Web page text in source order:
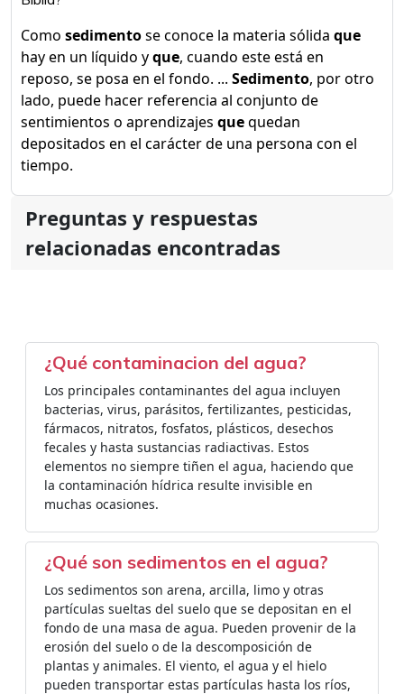
Como sedimentose conoce la materia sólida que
hay en un líquido yque, cuando este está en
reposo, se posa en el fondo. ... Sedimento, por otro
lado, puede hacer referencia al conjunto de
sentimientos o aprendizajes quequedan
depositados en el carácter de una persona con el
tiempo.
Preguntas y respuestas
relacionadas encontradas
¿Qué contaminacion del agua?
Los principales contaminantes del agua incluyen
bacterias, virus, parásitos, fertilizantes, pesticidas,
fármacos, nitratos, fosfatos, plásticos, desechos
fecales y hasta sustancias radiactivas. Estos
elementos no siempre tiñen el agua, haciendo que
la contaminación hídrica resulte invisible en
muchas ocasiones.
¿Qué son sedimentos en el agua?
Los sedimentos son arena, arcilla, limo y otras
partículas sueltas del suelo que se depositan en el
fondo de una masa de agua. Pueden provenir de la
erosión del suelo o de la descomposición de
plantas y animales. El viento, el agua y el hielo
pueden transportar estas partículas hasta los ríos,